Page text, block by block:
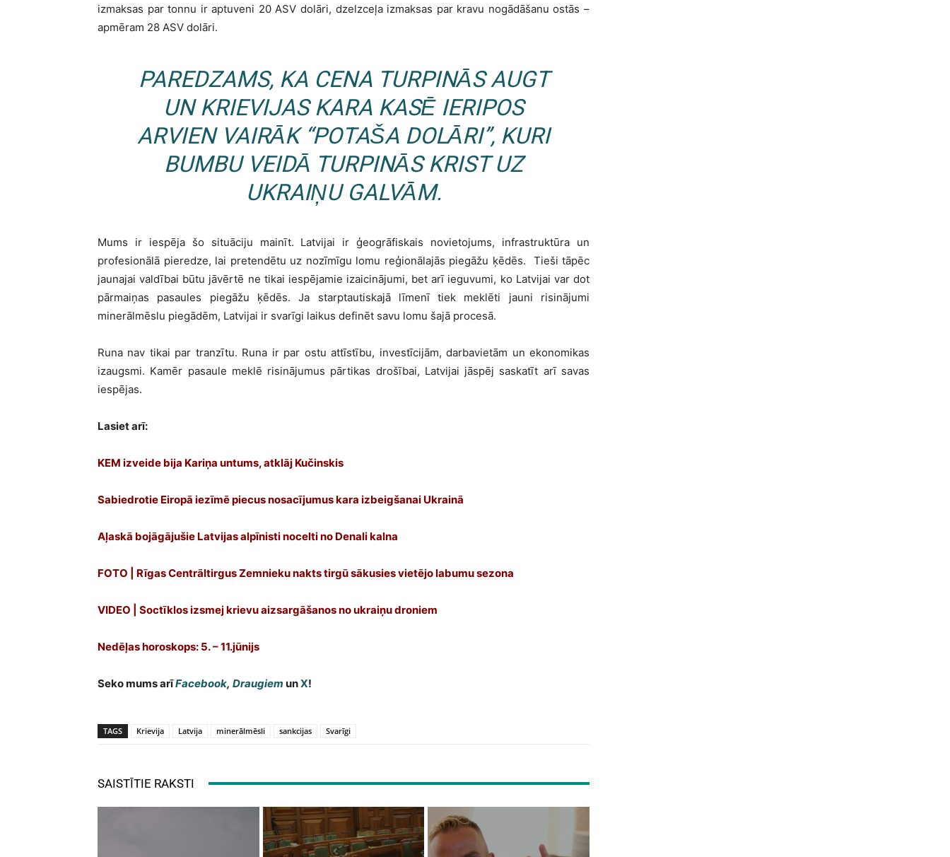
izmaksas par tonnu ir aptuveni 20 ASV dolāri, dzelzceļa izmaksas par kravu nogādāšanu ostās –
apmēram 28 ASV dolāri.
PAREDZAMS, KA CENA TURPINĀS AUGT
UN KRIEVIJAS KARA KASĒ IERIPOS
ARVIEN VAIRĀK “POTAŠA DOLĀRI”, KURI
BUMBU VEIDĀ TURPINĀS KRIST UZ
UKRAIŅU GALVĀM.
Mums ir iespēja šo situāciju mainīt. Latvijai ir ģeogrāfiskais novietojums, infrastruktūra un
profesionālā pieredze, lai pretendētu uz nozīmīgu lomu reģionālajās piegāžu ķēdēs. Tieši tāpēc
jaunajai valdībai būtu jāvērtē ne tikai iespējamie izaicinājumi, bet arī ieguvumi, ko Latvijai var dot
pārmaiņas pasaules piegāžu ķēdēs. Ja starptautiskajā līmenī tiek meklēti jauni risinājumi
minerālmēslu piegādēm, Latvijai ir svarīgi laikus definēt savu lomu šajā procesā.
Runa nav tikai par tranzītu. Runa ir par ostu attīstību, investīcijām, darbavietām un ekonomikas
izaugsmi. Kamēr pasaule meklē risinājumus pārtikas drošībai, Latvijai jāspēj saskatīt arī savas
iespējas.
Lasiet arī:
KEM izveide bija Kariņa untums, atklāj Kučinskis
Sabiedrotie Eiropā iezīmē piecus nosacījumus kara izbeigšanai Ukrainā
Aļaskā bojāgājušie Latvijas alpīnisti nocelti no Denali kalna
FOTO | Rīgas Centrāltirgus Zemnieku nakts tirgū sākusies vietējo labumu sezona
VIDEO | Soctīklos izsmej krievu aizsargāšanos no ukraiņu droniem
Nedēļas horoskops: 5. – 11.jūnijs
Seko mums arīFacebook, Draugiem unX!
TAGS Krievija Latvija minerālmēsli sankcijas Svarīgi
SAISTĪTIE RAKSTI